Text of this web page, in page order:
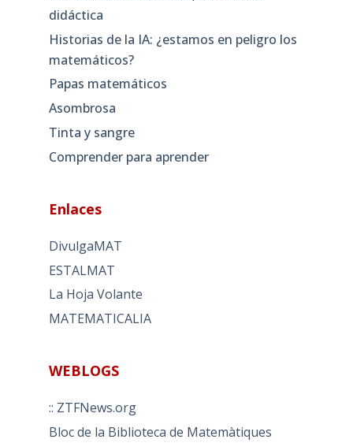
didáctica
Historias de la IA: ¿estamos en peligro los
matemáticos?
Papas matemáticos
Asombrosa
Tinta y sangre
Comprender para aprender
Enlaces
DivulgaMAT
ESTALMAT
La Hoja Volante
MATEMATICALIA
WEBLOGS
:: ZTFNews.org
Bloc de la Biblioteca de Matemàtiques